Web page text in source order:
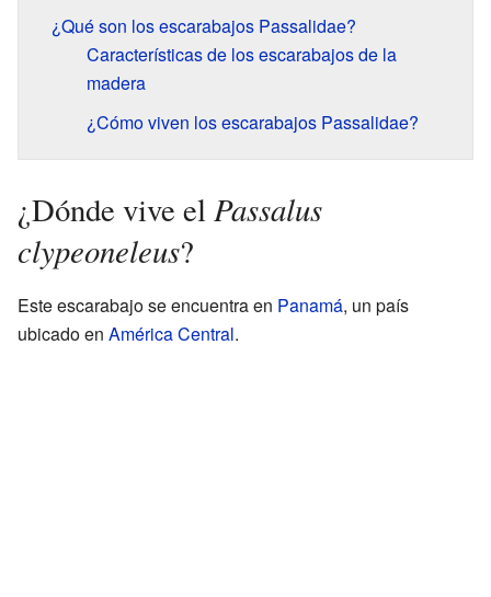
¿Qué son los escarabajos Passalidae?
Características de los escarabajos de la
madera
¿Cómo viven los escarabajos Passalidae?
¿Dónde vive el Passalus
clypeoneleus?
Este escarabajo se encuentra en Panamá, un país
ubicado en América Central.